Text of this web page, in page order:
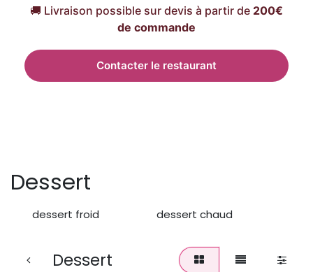
🚚 Livraison possible sur devis à partir de 200€
de commande
Contacter le restaurant
Dessert
dessert froid dessert chaud
Dessert